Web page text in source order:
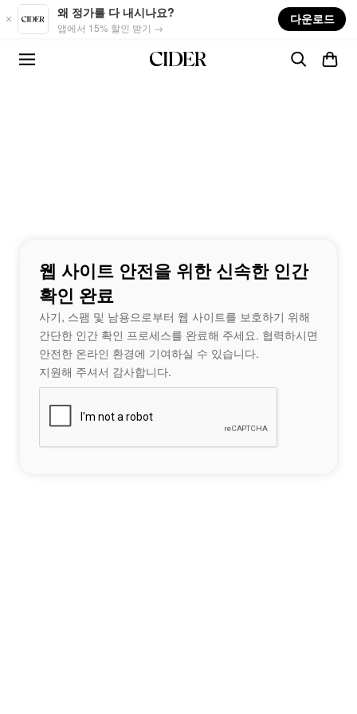
Skip to main content
왜 정가를 다 내시나요?
앱에서 15% 할인 받기 →
다운로드
웹 사이트 안전을 위한 신속한 인간
확인 완료
사기, 스팸 및 남용으로부터 웹 사이트를 보호하기 위해
간단한 인간 확인 프로세스를 완료해 주세요. 협력하시면
안전한 온라인 환경에 기여하실 수 있습니다.
지원해 주셔서 감사합니다.